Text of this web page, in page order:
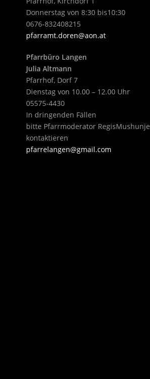
Donnerstag von 8:30 bis10:30
0676-832408215
pfarramt.doren@aon.at
Pfarrbüro Langen
Julia Altmann
Pfarrhof, Dorf 7
Dienstag von 10.00 – 12.00 Uhr
05575-4430
In dringenden Fällen
bitte Pfarrmoderator RegisMushunje
kontaktieren
pfarrelangen@gmail.com